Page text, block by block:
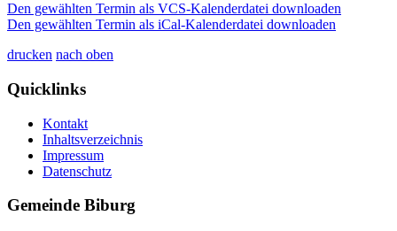
Den gewählten Termin als VCS-Kalenderdatei downloaden
Den gewählten Termin als iCal-Kalenderdatei downloaden
drucken nach oben
Quicklinks
Kontakt
Inhaltsverzeichnis
Impressum
Datenschutz
Gemeinde Biburg